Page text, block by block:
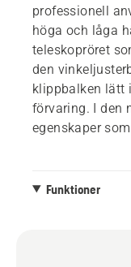
professionell
höga och låga
teleskopröret
den
klippbalken lätt
förvaring. I den
egenskaper
du kan
Funktioner